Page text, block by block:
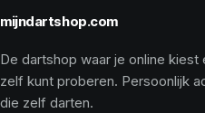
mijndartshop.com
De dartshop waar je online kiest
zelf kunt proberen. Persoonlijk
die zelf darten.